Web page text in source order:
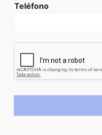
Teléfono